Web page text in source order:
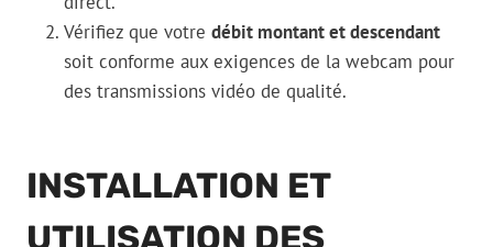
Vérifiez que votre débit montant et descendant
soit conforme aux exigences de la webcam pour
des transmissions vidéo de qualité.
INSTALLATION ET
UTILISATION DES